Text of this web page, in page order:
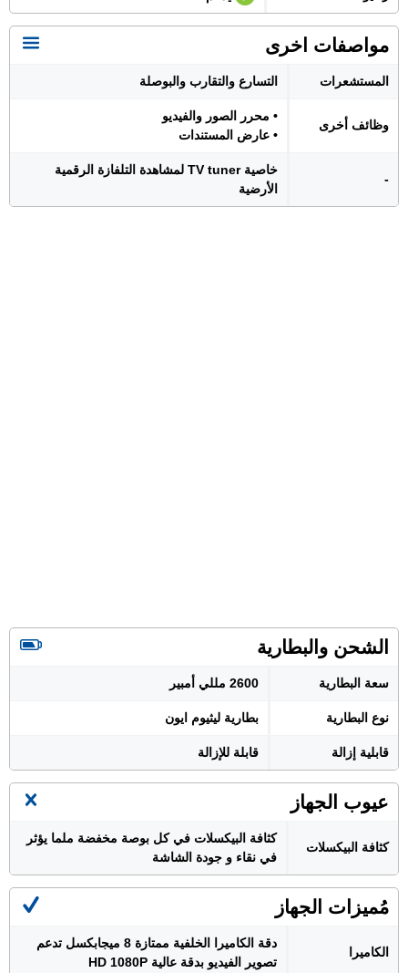
مواصفات اخرى
المستشعرات التسارع والتقارب والبوصلة
وظائف أخرى
• محرر الصور والفيديو
• عارض المستندات
-
خاصية TV tuner لمشاهدة التلفازة الرقمية
الأرضية
الشحن والبطارية
سعة البطارية 2600 مللي أمبير
نوع البطارية بطارية ليثيوم ايون
قابلية إزالة قابلة للإزالة
عيوب الجهاز
كثافة البيكسلات
كثافة البيكسلات في كل بوصة مخفضة ملما يؤثر
في نقاء و جودة الشاشة
مُميزات الجهاز
الكاميرا
دقة الكاميرا الخلفية ممتازة 8 ميجابكسل تدعم
تصوير الفيديو بدقة عالية HD 1080P